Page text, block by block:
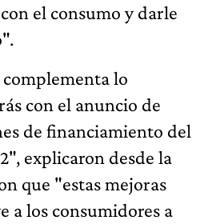
el consumo y darle
lo
con el anuncio de
de financiamiento del
explicaron desde la
que "estas mejoras
a los consumidores a